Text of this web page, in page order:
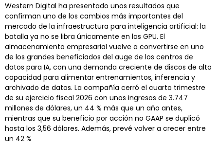
Western Digital ha presentado unos resultados que
confirman uno de los cambios más importantes del
mercado de la infraestructura para inteligencia artificial: la
batalla ya no se libra únicamente en las GPU. El
almacenamiento empresarial vuelve a convertirse en uno
de los grandes beneficiados del auge de los centros de
datos para IA, con una demanda creciente de discos de alta
capacidad para alimentar entrenamientos, inferencia y
archivado de datos. La compañía cerró el cuarto trimestre
de su ejercicio fiscal 2026 con unos ingresos de 3.747
millones de dólares, un 44 % más que un año antes,
mientras que su beneficio por acción no GAAP se duplicó
hasta los 3,56 dólares. Además, prevé volver a crecer entre
un 42 %